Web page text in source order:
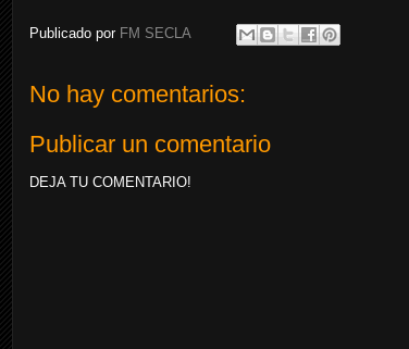
Publicado por FM SECLA
No hay comentarios:
Publicar un comentario
DEJA TU COMENTARIO!